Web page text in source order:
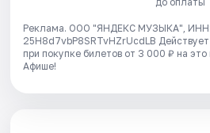
Реклама. ООО "ЯНДЕКС МУЗЫКА",
25H8d7vbP8SRTvHZrUcdLB
при покупке билетов от 3 000 ₽ на
Афише!